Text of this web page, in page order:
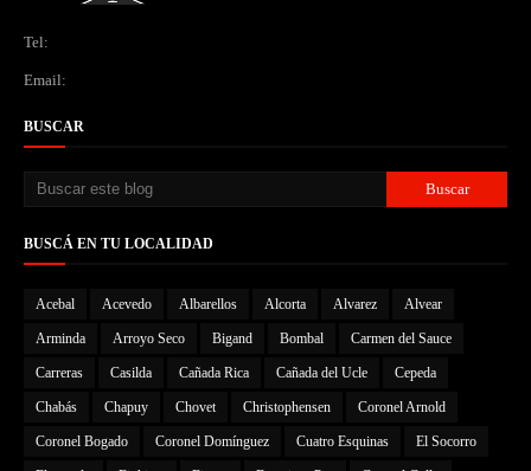
Tel:
Email:
BUSCAR
BUSCÁ EN TU LOCALIDAD
Acebal Acevedo Albarellos Alcorta Alvarez Alvear
Arminda Arroyo Seco Bigand Bombal Carmen del Sauce
Carreras Casilda Cañada Rica Cañada del Ucle Cepeda
Chabás Chapuy Chovet Christophensen Coronel Arnold
Coronel Bogado Coronel Domínguez Cuatro Esquinas El Socorro